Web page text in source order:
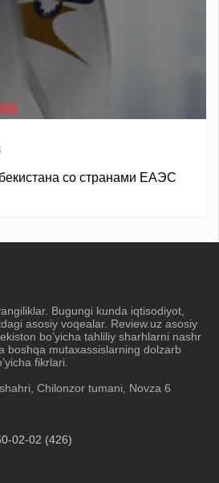
со странами ЕАЭС
Bugungi kunda iqtisodiyot,
asosiy voqealar. Review.uz asosiy
boʼyicha tahliliy sharhlarni nashr
boshqa mutaxassislarning dolzarb
fikrlari.
Chilonzor tumani, Novza 6
02-02 (426)